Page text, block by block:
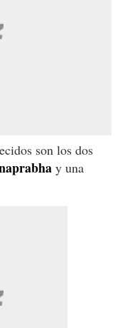
son los dos
y una